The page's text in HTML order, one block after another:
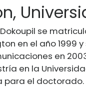
se
en el año 1999
en
en la
para el